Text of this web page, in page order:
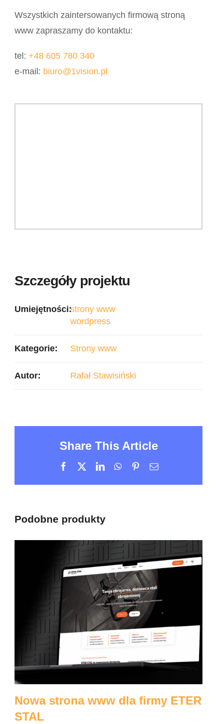
Wszystkich zaintersowanych firmową stroną
www zapraszamy do kontaktu:
tel: +48 605 780 340
e-mail: biuro@1vision.pl
Szczegóły projektu
Umiejętności:strony www
wordpress
Kategorie: Strony www
Autor: Rafał Stawisiński
Share This Article
Facebook LinkedInWhatsApp
PinterestEmail
Podobne produkty
Nowa strona www dla firmy ETER
STAL